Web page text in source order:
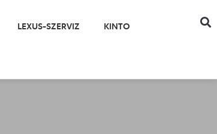
LEXUS-SZERVIZ KINTO